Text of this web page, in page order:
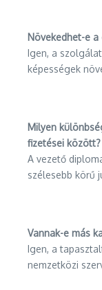
Növekedhet-e
Igen, a
képességek
Milyen
fizetései között?
A vezető
szélesebb körű
Vannak-e más
Igen, a
nemzetközi